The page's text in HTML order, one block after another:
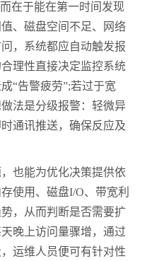
在于能在第一时间发现
、磁盘空间不足、网络
，系统都应自动触发报
理性直接决定监控系统
“告警疲劳”;若过于宽
法是分级报警：轻微异
通讯推送，确保反应及
也能为优化决策提供依
使用、磁盘I/O、带宽利
，从而判断是否需要扩
晚上访问量骤增，通过
运维人员便可有针对性